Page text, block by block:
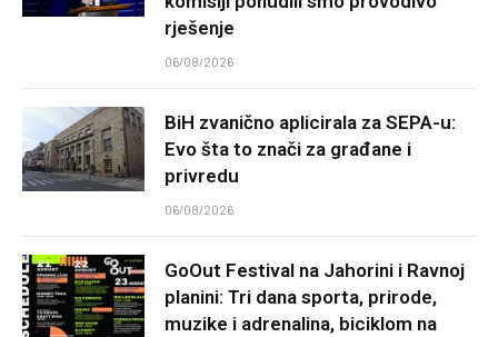
rješenje
06/08/2026
BiH zvanično aplicirala za SEPA-u:
Evo šta to znači za građane i
privredu
06/08/2026
GoOut Festival na Jahorini i Ravnoj
planini: Tri dana sporta, prirode,
muzike i adrenalina, biciklom na